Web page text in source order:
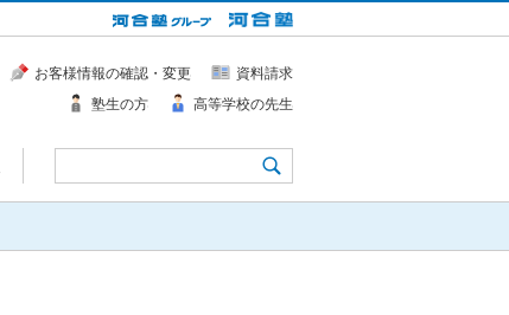
お客様情報の確認・変更
資料請求
塾生の方
高等学校の先生